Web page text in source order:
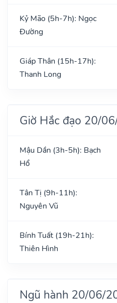
Kỷ Mão (5h-7h): Ngọc
Đường
Giáp Thân (15h-17h):
Thanh Long
Giờ Hắc đạo 20/
Mậu Dần (3h-5h): Bạch
Hổ
Tân Tị (9h-11h):
Nguyên Vũ
Bính Tuất (19h-21h):
Thiên Hình
Ngũ hành 20/06/